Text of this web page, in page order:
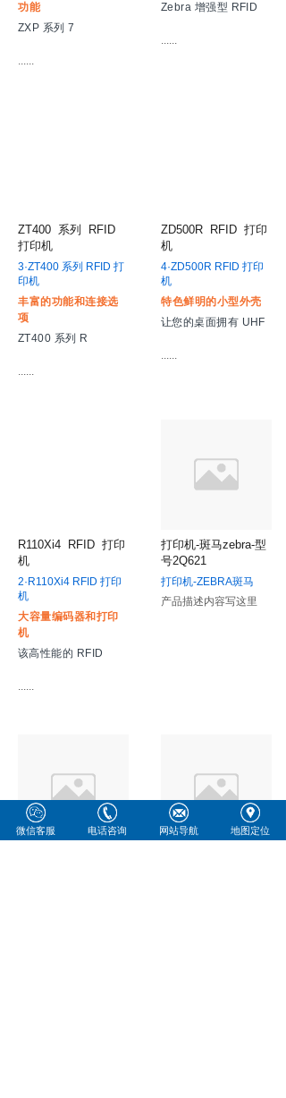
功能
ZXP 系列 7
......
Zebra 增强型 RFID
......
ZT400 系列
RFID
打印机
3·ZT400 系列 RFID 打
印机
丰富的功能和连接选
项
ZT400 系列 R
......
ZD500R RFID 打印
机
4·ZD500R RFID 打印
机
特色鲜明的小型外壳
让您的桌面拥有 UHF
......
R110Xi4 RFID 打印
机
2·R110Xi4 RFID 打印
机
大容量编码器和打印
机
该高性能的 RFID
......
打印机-斑马zebra-型
号2Q621
打印机-ZEBRA斑马
产品描述内容写这里
微信客服 电话咨询 网站导航 地图定位